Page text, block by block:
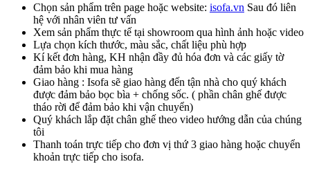
Chọn sản phẩm trên page hoặc website: isofa.vn Sau đó liên
hệ với nhân viên tư vấn
Xem sản phẩm thực tế tại showroom qua hình ảnh hoặc video
Lựa chọn kích thước, màu sắc, chất liệu phù hợp
Kí kết đơn hàng, KH nhận đầy đủ hóa đơn và các giấy tờ
đảm bảo khi mua hàng
Giao hàng : Isofa sẽ giao hàng đến tận nhà cho quý khách
được đảm bảo bọc bìa + chống sốc. ( phần chân ghế được
tháo rời để đảm bảo khi vận chuyển)
Quý khách lắp đặt chân ghế theo video hướng dẫn của chúng
tôi
Thanh toán trực tiếp cho đơn vị thứ 3 giao hàng hoặc chuyển
khoản trực tiếp cho isofa.